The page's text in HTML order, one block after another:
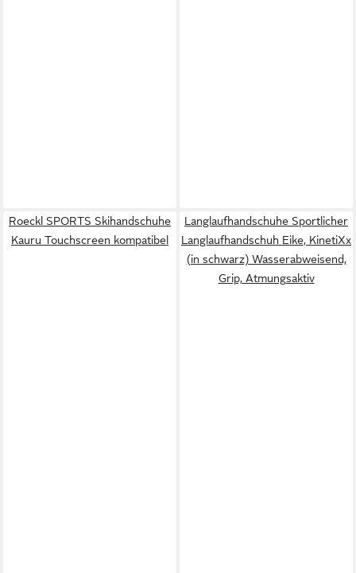
Roeckl SPORTS Skihandschuhe
Kauru Touchscreen kompatibel
Langlaufhandschuhe Sportlicher
Langlaufhandschuh Eike, KinetiXx
(in schwarz) Wasserabweisend,
Grip, Atmungsaktiv